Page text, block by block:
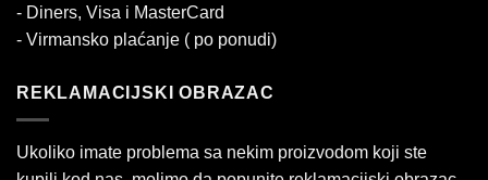
- Diners, Visa i MasterCard
- Virmansko plaćanje ( po ponudi)
REKLAMACIJSKI OBRAZAC
Ukoliko imate problema sa nekim proizvodom koji ste